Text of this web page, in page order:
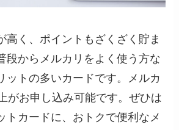
高く、ポイントもざくざく貯ま
段からメルカリをよく使う方な
ットの多いカードです。メルカ
がお申し込み可能です。ぜひは
トカードに、おトクで便利なメ